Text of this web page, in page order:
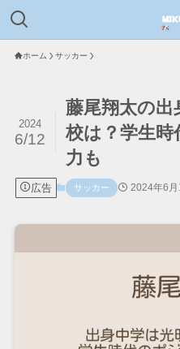
ホーム サッカー
藤尾翔太の出
校は？学生
力も
2024
6/12
広告 サッカー 2024年6月